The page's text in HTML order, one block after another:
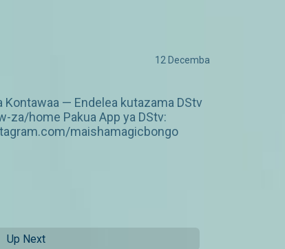
12 Decemba
— Endelea kutazama DStv
za/home Pakua App ya DStv:
maishamagicbongo
Up Next